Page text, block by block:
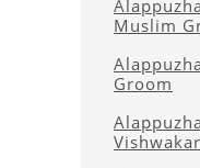
Muslim
Groom